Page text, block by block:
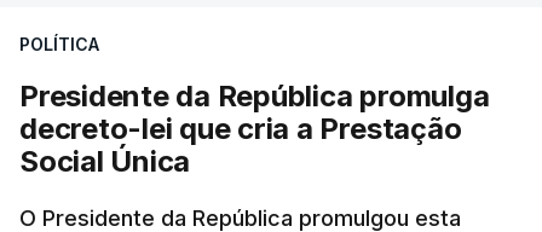
POLÍTICA
Presidente da República promulga
decreto-lei que cria a Prestação
Social Única
O Presidente da República promulgou esta